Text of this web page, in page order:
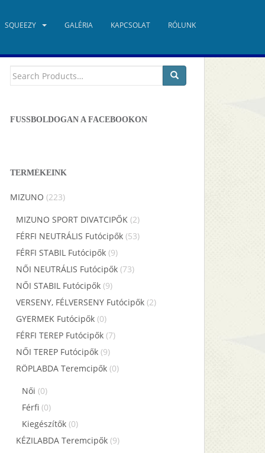
SQUEEZY GALÉRIA KAPCSOLAT RÓLUNK
Keresés
FUSSBOLDOGAN A FACEBOOKON
TERMÉKEINK
MIZUNO (223)
MIZUNO SPORT DIVATCIPŐK (2)
FÉRFI NEUTRÁLIS Futócipők (53)
FÉRFI STABIL Futócipők (9)
NŐI NEUTRÁLIS Futócipők (73)
NŐI STABIL Futócipők (9)
VERSENY, FÉLVERSENY Futócipők (2)
GYERMEK Futócipők (0)
FÉRFI TEREP Futócipők (7)
NŐI TEREP Futócipők (9)
RÖPLABDA Teremcipők (0)
Női (0)
Férfi (0)
Kiegészítők (0)
KÉZILABDA Teremcipők (9)